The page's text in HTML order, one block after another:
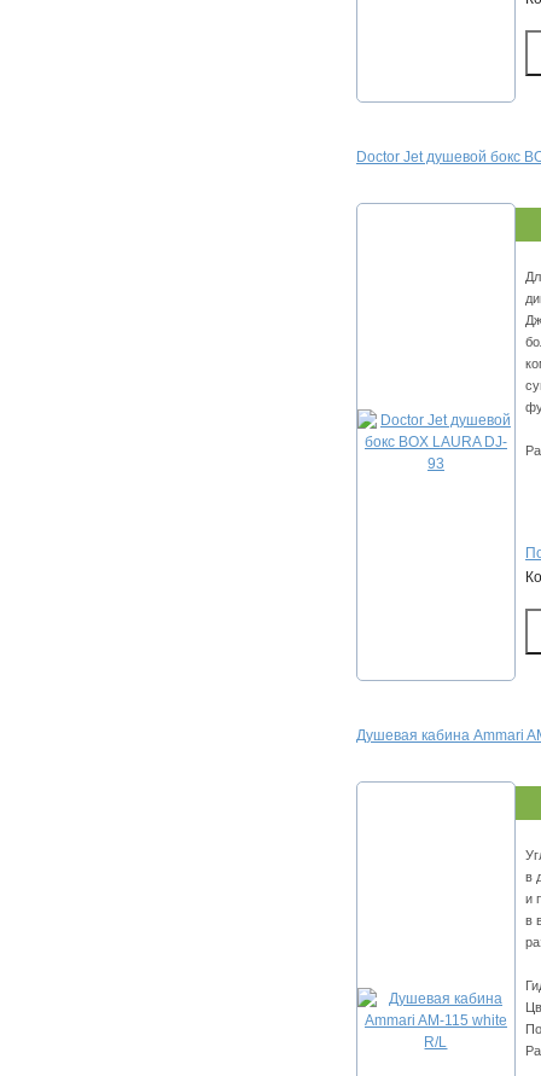
Doctor Jet душевой бокс
Душевая кабина Ammari
в
и
в